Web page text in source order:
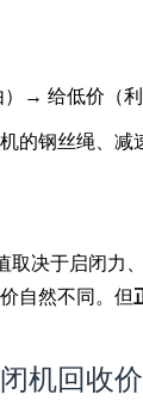
→ 给低价（
的钢丝绳、减
决于启闭力
自然不同。但
机回收